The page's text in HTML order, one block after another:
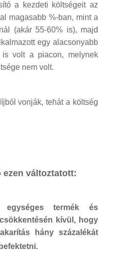
a kezdeti költségeit az
magasabb %-ban, mint a
(akár 55-60% is), majd
egy alacsonyabb
volt a piacon, melynek
nem volt.
vonják, tehát a költség
változtatott:
egységes termék és
kívül, hogy
hány százalékát